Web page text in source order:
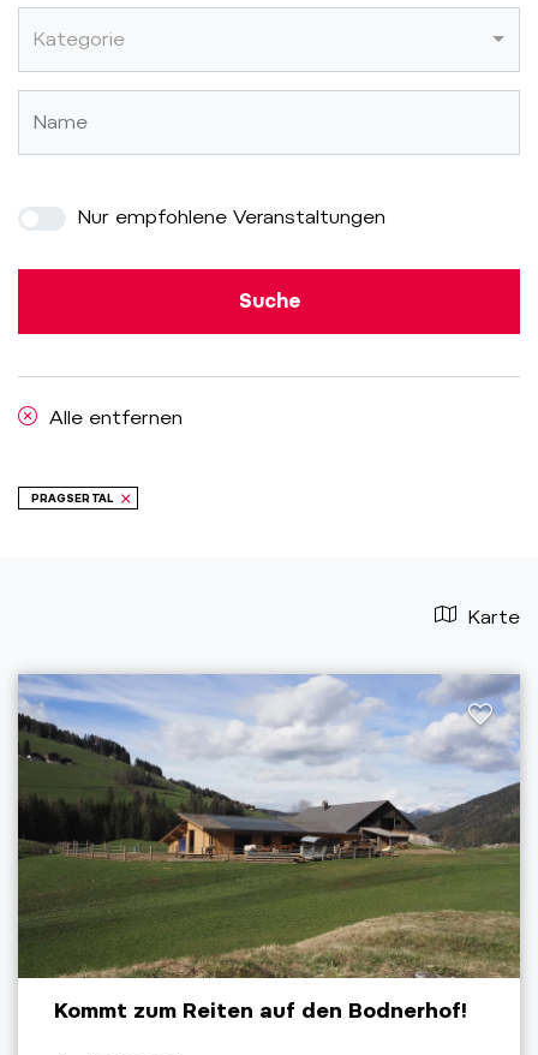
Kategorie
Nur empfohlene Veranstaltungen
Suche
Alle entfernen
PRAGSER TAL
Karte
Kommt zum Reiten auf den Bodnerhof!